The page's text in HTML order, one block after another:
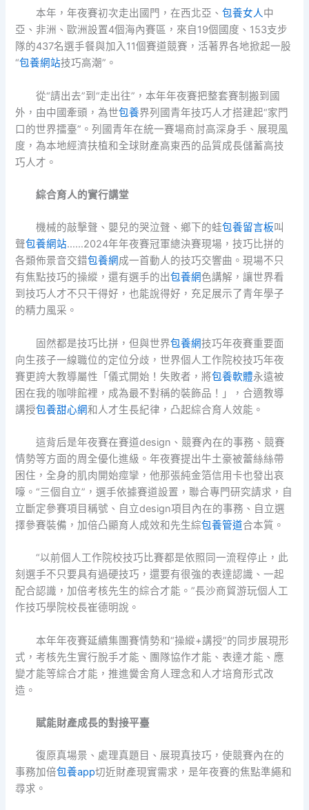
本年，年夜賽初次走出國門，在西北亞、 包養女人中
亞、非洲、歐洲設置4個海內賽區，來自19個國度、153支步
隊的437名選手餐與加入11個賽道競賽，活著界各地掀起一股
“包養網站技巧高潮”。
從“請出去”到“走出往”，本年年夜賽把整套賽制搬到國
外，由中國牽頭，為世包養界列國青年技巧人才搭建起“家門
口的世界擂臺”。列國青年在統一賽場商討高深身手、展現風
度，為本地經濟扶植和全球財產高東西的品質成長儲蓄高技
巧人才。
綜合育人的實行講堂
機械的敲擊聲、嬰兒的哭泣聲、鄉下的蛙包養留言板叫
聲包養網站……2024年年夜賽冠軍總決賽現場，技巧比拼的
各類佈景音交錯包養網成一首動人的技巧交響曲。現場不只
有焦點技巧的操縱，還有選手的出包養網色講解，讓世界看
到技巧人才不只干得好，也能說得好，充足展示了青年學子
的精力風采。
固然都是技巧比拼，但與世界包養網技巧年夜賽重要面
向生孩子一線職位的定位分歧，世界個人工作院校技巧年夜
賽更誇大教導屬性「儀式開始！失敗者，將包養軟體永遠被
困在我的咖啡館裡，成為最不對稱的裝飾品！」，合適教導
講授包養甜心網和人才生長紀律，凸起綜合育人效能。
這背后是年夜賽在賽道design、競賽內在的事務、競賽
情勢等方面的周全優化進級。年夜賽提出牛土豪被蕾絲絲帶
困住，全身的肌肉開始痙攣，他那張純金箔信用卡也發出哀
嚎。“三個自立”，選手依據賽道設置，聯合專門研究請求，自
立斷定參賽項目稱號、自立design項目內在的事務、自立選
擇參賽裝備，加倍凸顯育人成效和先生綜包養管道合本質。
“以前個人工作院校技巧比賽都是依照同一流程停止，此
刻選手不只要具有過硬技巧，還要有很強的表達認識、一起
配合認識，加倍考核先生的綜合才能。”長沙商貿游玩個人工
作技巧學院校長崔德明說。
本年年夜賽延續集團賽情勢和“操縱+講授”的同步展現形
式，考核先生實行脫手才能、團隊協作才能、表達才能、應
變才能等綜合才能，推進黌舍育人理念和人才培育形式改
造。
賦能財產成長的對接平臺
復原真場景、處理真題目、展現真技巧，使競賽內在的
事務加倍包養app切近財產現實需求，是年夜賽的焦點準繩和
尋求。